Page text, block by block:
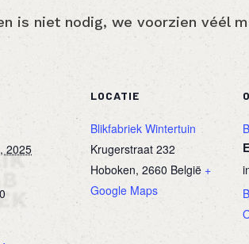
is niet nodig, we voorzien véél
2025
LOCATIE
Blikfabriek Wintertuin
Krugerstraat 232
Hoboken, 2660 België +
Google Maps